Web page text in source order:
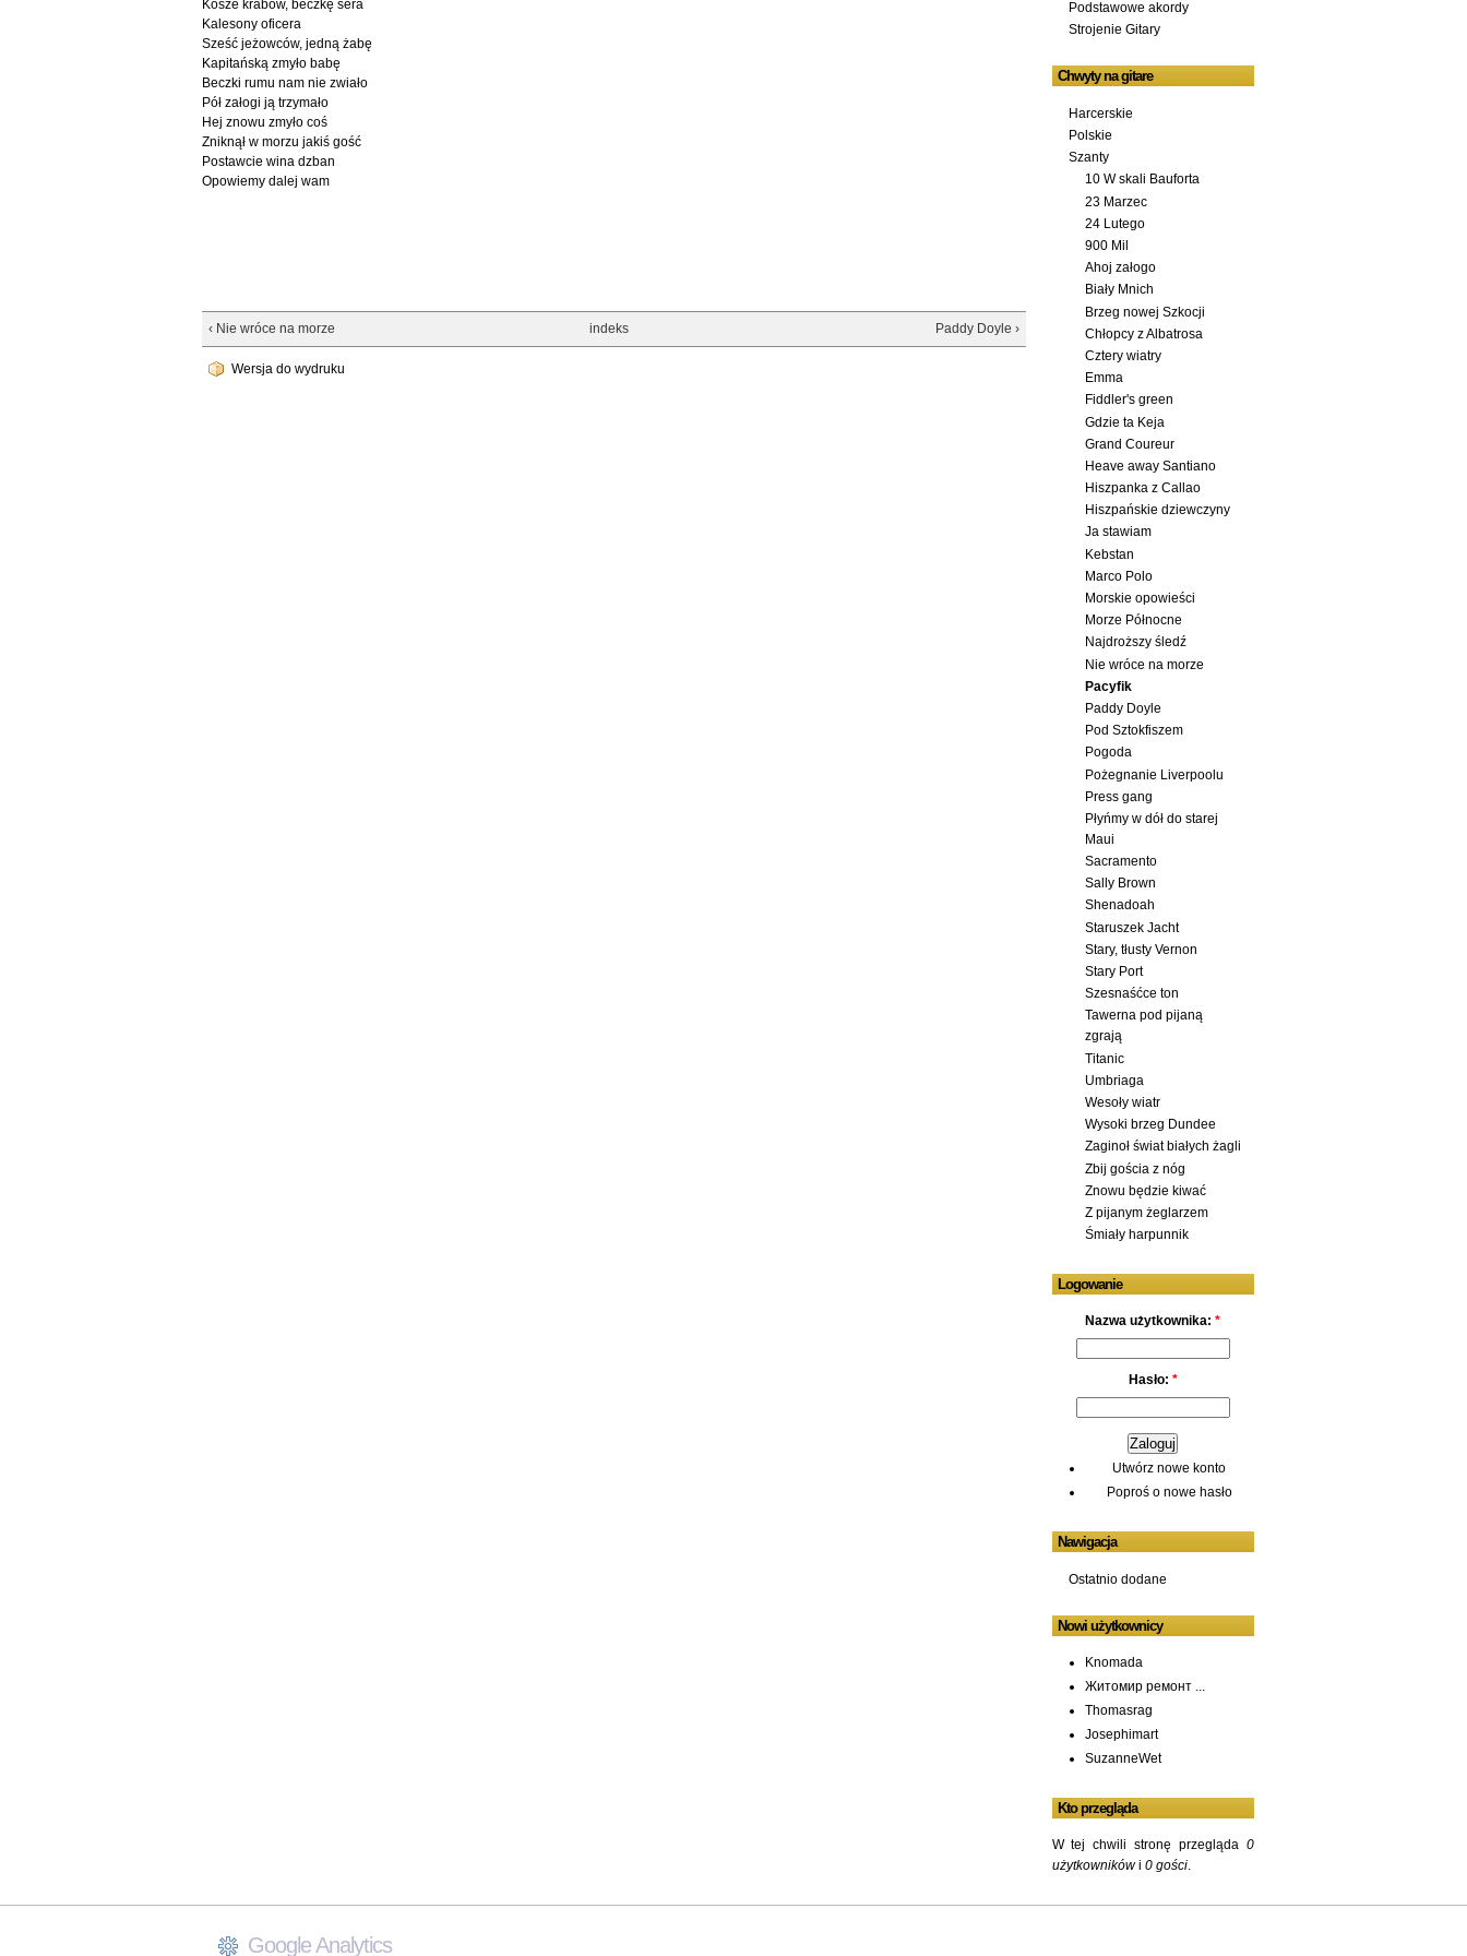
Kosze krabów, beczkę sera
Kalesony oficera
Sześć jeżowców, jedną żabę
Kapitańską zmyło babę
Beczki rumu nam nie zwiało
Pół załogi ją trzymało
Hej znowu zmyło coś
Zniknął w morzu jakiś gość
Postawcie wina dzban
Opowiemy dalej wam
‹ Nie wróce na morze indeks Paddy Doyle ›
Wersja do wydruku
Podstawowe akordy
Strojenie Gitary
Chwyty na gitare
Harcerskie
Polskie
Szanty
10 W skali Bauforta
23 Marzec
24 Lutego
900 Mil
Ahoj załogo
Biały Mnich
Brzeg nowej Szkocji
Chłopcy z Albatrosa
Cztery wiatry
Emma
Fiddler's green
Gdzie ta Keja
Grand Coureur
Heave away Santiano
Hiszpanka z Callao
Hiszpańskie dziewczyny
Ja stawiam
Kebstan
Marco Polo
Morskie opowieści
Morze Północne
Najdroższy śledź
Nie wróce na morze
Pacyfik
Paddy Doyle
Pod Sztokfiszem
Pogoda
Pożegnanie Liverpoolu
Press gang
Płyńmy w dół do starej
Maui
Sacramento
Sally Brown
Shenadoah
Staruszek Jacht
Stary, tłusty Vernon
Stary Port
Szesnaśćce ton
Tawerna pod pijaną
zgrają
Titanic
Umbriaga
Wesoły wiatr
Wysoki brzeg Dundee
Zaginoł świat białych żagli
Zbij gościa z nóg
Znowu będzie kiwać
Z pijanym żeglarzem
Śmiały harpunnik
Logowanie
Nazwa użytkownika: *
Hasło: *
Utwórz nowe konto
Poproś o nowe hasło
Nawigacja
Ostatnio dodane
Nowi użytkownicy
Knomada
Житомир ремонт ...
Thomasrag
Josephimart
SuzanneWet
Kto przegląda
W tej chwili stronę przegląda 0
użytkownikówi 0 gości.
Google Analytics